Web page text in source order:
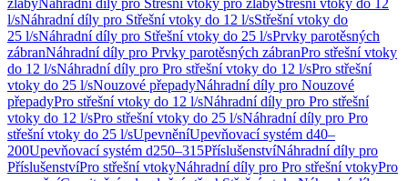
žlabyNáhradní díly pro Střešní vtoky pro žlabyStřešní vtoky do 12
l/sNáhradní díly pro Střešní vtoky do 12 l/sStřešní vtoky do
25 l/sNáhradní díly pro Střešní vtoky do 25 l/sPrvky parotěsných
zábranNáhradní díly pro Prvky parotěsných zábranPro střešní vtoky
do 12 l/sNáhradní díly pro Pro střešní vtoky do 12 l/sPro střešní
vtoky do 25 l/sNouzové přepadyNáhradní díly pro Nouzové
přepadyPro střešní vtoky do 12 l/sNáhradní díly pro Pro střešní
vtoky do 12 l/sPro střešní vtoky do 25 l/sNáhradní díly pro Pro
střešní vtoky do 25 l/sUpevněníUpevňovací systém d40–
200Upevňovací systém d250–315PříslušenstvíNáhradní díly pro
PříslušenstvíPro střešní vtokyNáhradní díly pro Pro střešní vtokyPro